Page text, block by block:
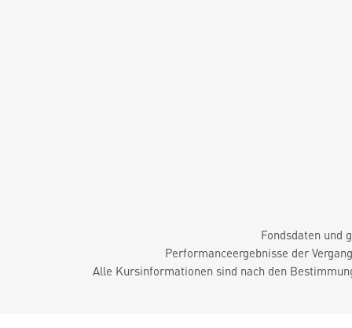
Fondsdaten und
Performanceergebnisse der
Alle Kursinformationen sind nach den